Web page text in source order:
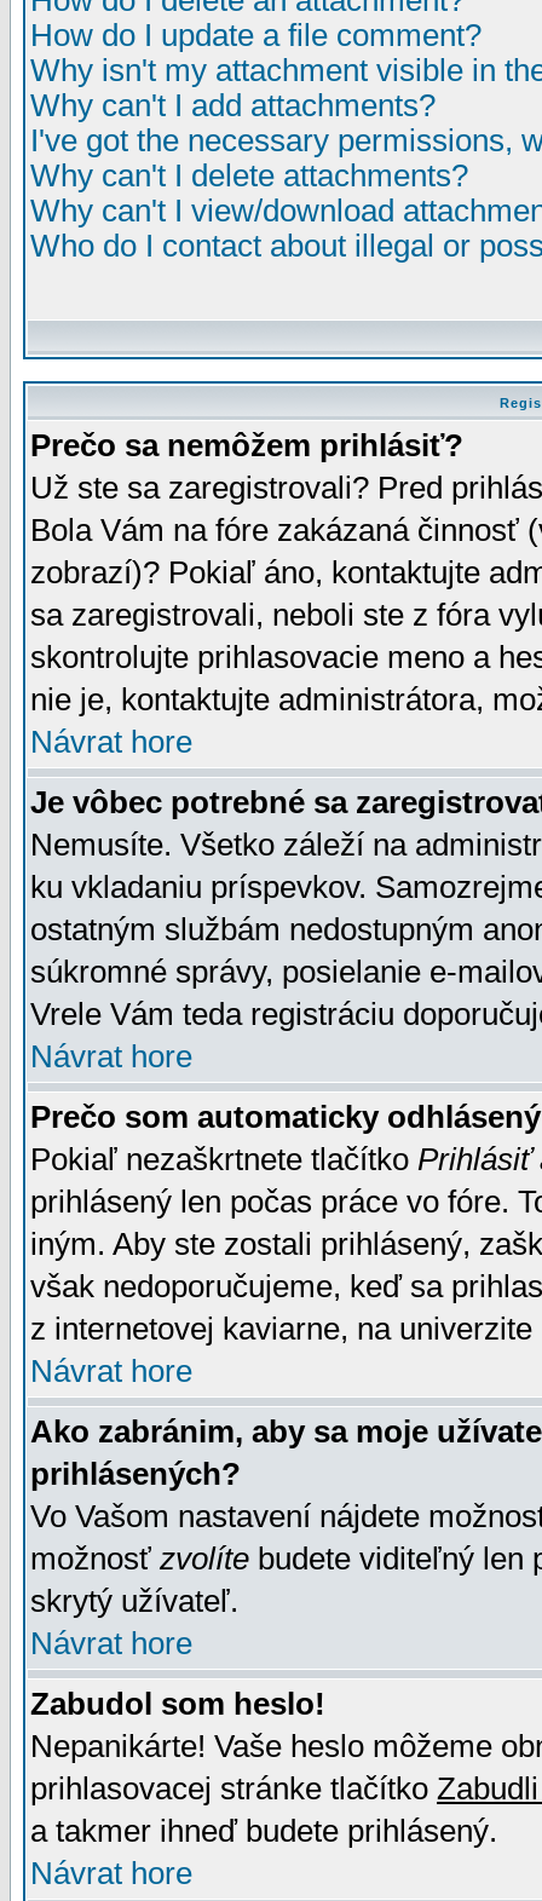
How do I update a file comment?
Why isn't my attachment visible in
Why can't I add attachments?
I've got the necessary permissions,
Why can't I delete attachments?
Why can't I view/download
Who do I contact about illegal or
Prečo sa nemôžem prihlásiť?
Už ste sa zaregistrovali? Pred
Bola Vám na fóre zakázaná činnosť
zobrazí)? Pokiaľ áno, kontaktujte
sa zaregistrovali, neboli ste z fóra
skontrolujte prihlasovacie meno a
nie je, kontaktujte administrátora,
Návrat hore
Je vôbec potrebné sa
Nemusíte. Všetko záleží na
ku vkladaniu príspevkov.
ostatným službám nedostupným
súkromné správy, posielanie e-
Vrele Vám teda registráciu
Návrat hore
Prečo som automaticky
Pokiaľ nezaškrtnete tlačítko Prihlásiť
prihlásený len počas práce vo fóre.
iným. Aby ste zostali prihlásený,
však nedoporučujeme, keď sa
z internetovej kaviarne, na univerzite
Návrat hore
Ako zabránim, aby sa moje
prihlásených?
Vo Vašom nastavení nájdete
možnosť zvolíte budete viditeľný len
skrytý užívateľ.
Návrat hore
Zabudol som heslo!
Nepanikárte! Vaše heslo môžeme
prihlasovacej stránke tlačítko
a takmer ihneď budete prihlásený.
Návrat hore